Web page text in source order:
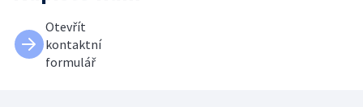
Otevřít
kontaktní
formulář